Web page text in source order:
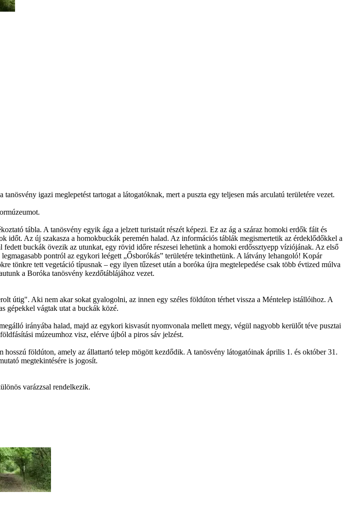
igazi meglepetést tartogat a látogatóknak, mert a puszta egy teljesen más arculatú területére vezet.
tábla. A tanösvény egyik ága a jelzett turistaút részét képezi. Ez az ág a száraz homoki erdők fáit és
időt. Az új szakasza a homokbuckák peremén halad. Az információs táblák megismertetik az érdeklődőkkel a
buckák övezik az utunkat, egy rövid időre részesei lehetünk a homoki erdőssztyepp víziójának. Az első
pontról az egykori leégett „Ősborókás” területére tekinthetünk. A látvány lehangoló! Kopár
tönkre tett vegetáció típusnak – egy ilyen tűzeset után a boróka újra megtelepedése csak több évtized múlva
a Boróka tanösvény kezdőtáblájához vezet.
útig". Aki nem akar sokat gyalogolni, az innen egy széles földúton térhet vissza a Méntelep istállóihoz. A
gépekkel vágtak utat a buckák közé.
irányába halad, majd az egykori kisvasút nyomvonala mellett megy, végül nagyobb kerülőt téve pusztai
múzeumhoz visz, elérve újból a piros sáv jelzést.
földúton, amely az állattartó telep mögött kezdődik. A tanösvény látogatóinak április 1. és október 31.
megtekintésére is jogosít.
varázzsal rendelkezik.